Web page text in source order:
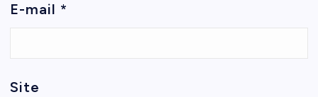
E-mail *
Site